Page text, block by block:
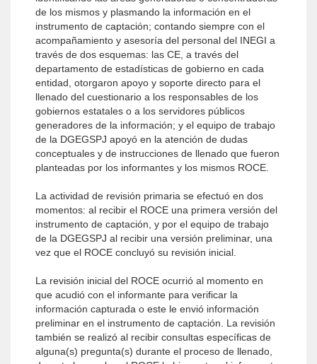
de los mismos y plasmando la información en el
instrumento de captación; contando siempre con el
acompañamiento y asesoría del personal del INEGI a
través de dos esquemas: las CE, a través del
departamento de estadísticas de gobierno en cada
entidad, otorgaron apoyo y soporte directo para el
llenado del cuestionario a los responsables de los
gobiernos estatales o a los servidores públicos
generadores de la información; y el equipo de trabajo
de la DGEGSPJ apoyó en la atención de dudas
conceptuales y de instrucciones de llenado que fueron
planteadas por los informantes y los mismos ROCE.
La actividad de revisión primaria se efectuó en dos
momentos: al recibir el ROCE una primera versión del
instrumento de captación, y por el equipo de trabajo
de la DGEGSPJ al recibir una versión preliminar, una
vez que el ROCE concluyó su revisión inicial.
La revisión inicial del ROCE ocurrió al momento en
que acudió con el informante para verificar la
información capturada o este le envió información
preliminar en el instrumento de captación. La revisión
también se realizó al recibir consultas específicas de
alguna(s) pregunta(s) durante el proceso de llenado,